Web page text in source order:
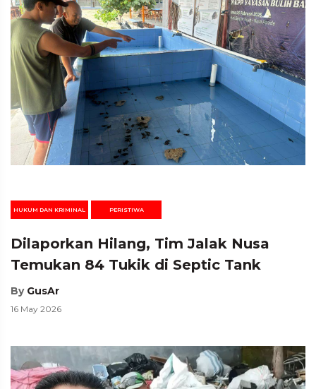
HUKUM DAN KRIMINAL PERISTIWA
Dilaporkan Hilang, Tim Jalak Nusa
Temukan 84 Tukik di Septic Tank
By GusAr
16 May 2026